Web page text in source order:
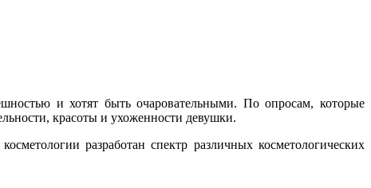
и хотят быть очаровательными. По опросам, которые
красоты и ухоженности девушки.
разработан спектр различных косметологических